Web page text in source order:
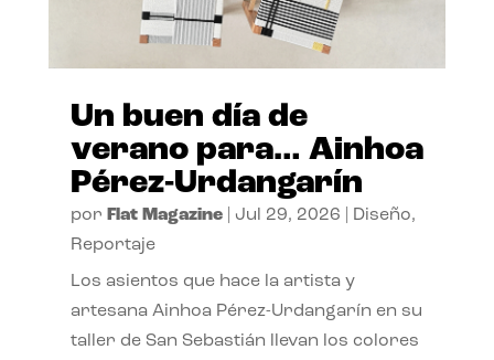
Un buen día de
verano para… Ainhoa
Pérez-Urdangarín
por Flat Magazine| Jul 29, 2026 Diseño,
Reportaje
Los asientos que hace la artista y
artesana Ainhoa Pérez-Urdangarín en su
taller de San Sebastián llevan los colores